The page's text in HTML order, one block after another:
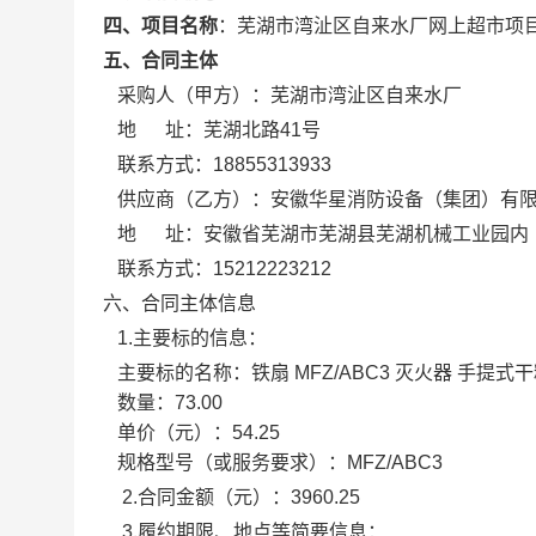
四、项目名称： 芜湖市湾沚区自来水厂网上超市项
五、合同主体
采购人（甲方）： 芜湖市湾沚区自来水厂
地 址： 芜湖北路41号
联系方式： 18855313933
供应商（乙方）： 安徽华星消防设备（集团）有
地 址： 安徽省芜湖市芜湖县芜湖机械工业园内
联系方式： 15212223212
六、合同主体信息
1.主要标的信息：
主要标的名称： 铁扇 MFZ/ABC3 灭火器 手提式
数量： 73.00
单价（元）： 54.25
规格型号（或服务要求）：
MFZ/ABC3
2.合同金额（元）： 3960.25
3.履约期限、地点等简要信息：